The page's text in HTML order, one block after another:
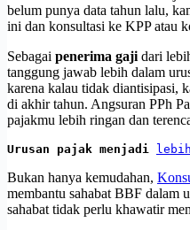
belum punya data tahun lalu,
ini dan konsultasi ke KPP atau
Sebagai penerima gaji dari
tanggung jawab lebih dalam
karena kalau tidak diantisipasi,
di akhir tahun. Angsuran PPh
pajakmu lebih ringan dan
Urusan pajak menjadi lebih
Bukan hanya kemudahan,
membantu sahabat BBF dalam
sahabat tidak perlu khawatir